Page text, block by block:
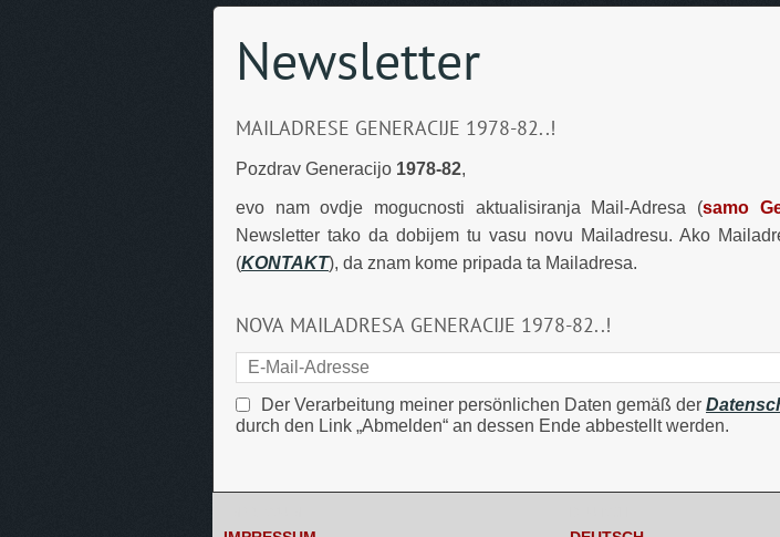
Newsletter
MAILADRESE GENERACIJE 1978-82..!
Pozdrav Generacijo 1978-82,
evo nam ovdje mogucnosti aktualisiranja Mail-Adresa (samo
Newsletter tako da dobijem tu vasu novu Mailadresu. Ako
(KONTAKT), da znam kome pripada ta Mailadresa.
NOVA MAILADRESA GENERACIJE 1978-82..!
Der Verarbeitung meiner persönlichen Daten gemäß der
durch den Link „Abmelden“ an dessen Ende abbestellt werden.